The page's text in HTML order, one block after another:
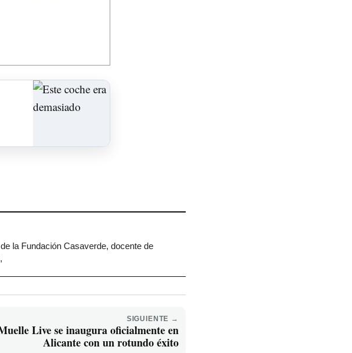
la Fundación Casaverde, docente de
SIGUIENTE →
Live se inaugura oficialmente en
Alicante con un rotundo éxito